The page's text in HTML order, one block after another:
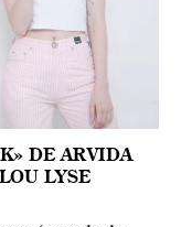
DE ARVIDA
LYSE